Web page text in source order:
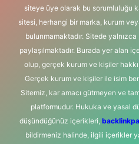
siteye üye olarak bu sorumluluğu
sitesi, herhangi bir marka, kurum
bulunmamaktadır. Sitede yalnızca
paylaşılmaktadır. Burada yer alan
olup, gerçek kurum ve kişiler
Gerçek kurum ve kişiler ile isim
Sitemiz, kar amacı gütmeyen ve
platformudur. Hukuka ve yasal
düşündüğünüz içerikleri,
bildirmeniz halinde, ilgili içerikler